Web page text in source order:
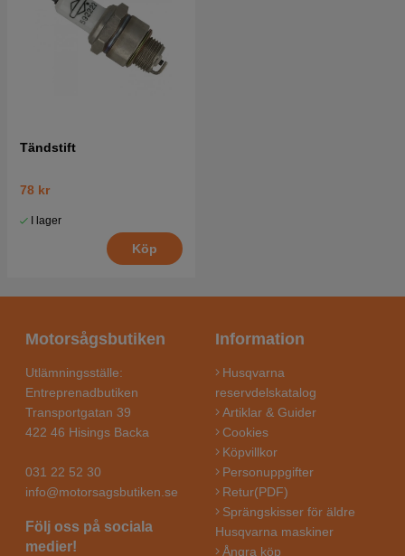
Tändstift
78 kr
I lager
Köp
Motorsågsbutiken
Utlämningsställe:
Entreprenadbutiken
Transportgatan 39
422 46 Hisings Backa
031 22 52 30
info@motorsagsbutiken.se
Följ oss på sociala
medier!
Information
Husqvarna
reservdelskatalog
Artiklar & Guider
Cookies
Köpvillkor
Personuppgifter
Retur(PDF)
Sprängskisser för äldre
Husqvarna maskiner
Ångra köp